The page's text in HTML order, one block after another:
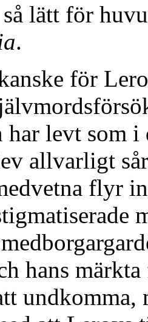
lätt för
.
för
levt som i
allvarligt
flyr
hans